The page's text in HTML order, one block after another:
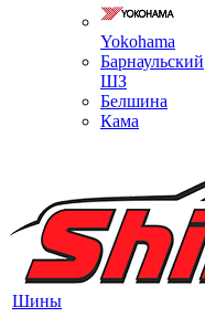
Yokohama
Барнаульский
ШЗ
Белшина
Кама
Шины